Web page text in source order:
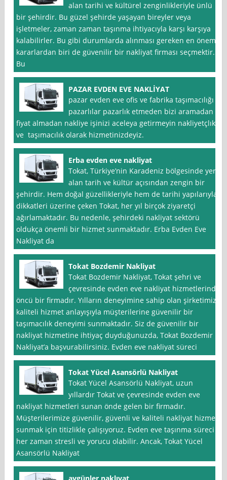
alan tarihi ve kültürel zenginlikleriyle ünlü
bir şehirdir. Bu güzel şehirde yaşayan bireyler veya
işletmeler, zaman zaman taşınma ihtiyacıyla karşı karşıya
kalabilirler. Bu gibi durumlarda alınması gereken en önemli
kararlardan biri de güvenilir bir nakliyat firması seçmektir.
Bu
PAZAR EVDEN EVE NAKLİYAT
pazar evden eve ofis ve fabrika taşımacılığı
pazarlılar pazarlık etmeden bizi aramadan
fiyat almadan nakliye işinizi aceleya getirmeyin nakliyetçlık
ve taşımacılık olarak hizmetinizdeyiz.
Erba evden eve nakliyat
Tokat, Türkiye’nin Karadeniz bölgesinde yer
alan tarih ve kültür açısından zengin bir
şehirdir. Hem doğal güzellikleriyle hem de tarihi yapılarıyla
dikkatleri üzerine çeken Tokat, her yıl birçok ziyaretçi
ağırlamaktadır. Bu nedenle, şehirdeki nakliyat sektörü
oldukça önemli bir hizmet sunmaktadır. Erba Evden Eve
Nakliyat da
Tokat Bozdemir Nakliyat
Tokat Bozdemir Nakliyat, Tokat şehri ve
çevresinde evden eve nakliyat hizmetlerinde
öncü bir firmadır. Yılların deneyimine sahip olan şirketimiz,
kaliteli hizmet anlayışıyla müşterilerine güvenilir bir
taşımacılık deneyimi sunmaktadır. Siz de güvenilir bir
nakliyat hizmetine ihtiyaç duyduğunuzda, Tokat Bozdemir
Nakliyat’a başvurabilirsiniz. Evden eve nakliyat süreci
Tokat Yücel Asansörlü Nakliyat
Tokat Yücel Asansörlü Nakliyat, uzun
yıllardır Tokat ve çevresinde evden eve
nakliyat hizmetleri sunan önde gelen bir firmadır.
Müşterilerimize güvenilir, güvenli ve kaliteli nakliyat hizmeti
sunmak için titizlikle çalışıyoruz. Evden eve taşınma süreci
her zaman stresli ve yorucu olabilir. Ancak, Tokat Yücel
Asansörlü Nakliyat